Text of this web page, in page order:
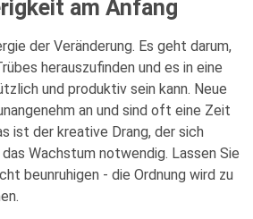
am Anfang
der Veränderung. Es geht darum,
herauszufinden und es in eine
und produktiv sein kann. Neue
an und sind oft eine Zeit
ist der kreative Drang, der sich
Wachstum notwendig. Lassen Sie
beunruhigen - die Ordnung wird zu